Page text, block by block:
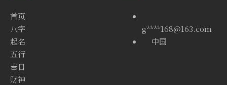
首页
八字
起名
五行
吉日
财神
g****168@163.com
中国